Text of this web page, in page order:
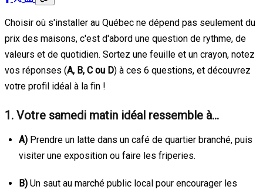
Choisir où s'installer au Québec ne dépend pas seulement du
prix des maisons, c'est d'abord une question de rythme, de
valeurs et de quotidien. Sortez une feuille et un crayon, notez
vos réponses (A, B, C ou D) à ces 6 questions, et découvrez
votre profil idéal à la fin !
1. Votre samedi matin idéal ressemble à…
A) Prendre un latte dans un café de quartier branché, puis
visiter une exposition ou faire les friperies.
B) Un saut au marché public local pour encourager les